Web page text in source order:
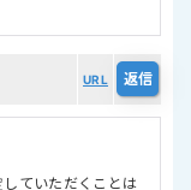
URL
ていただくことは